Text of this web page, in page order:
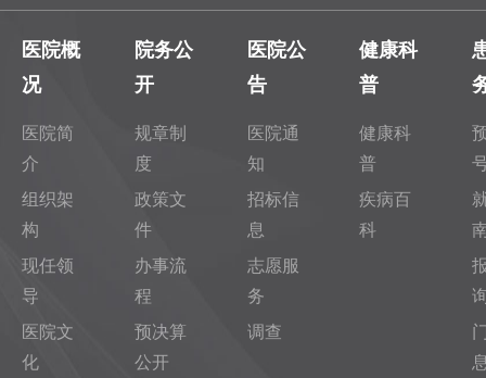
医院概
况
医院简
介
组织架
构
现任领
导
医院文
化
院务公
开
规章制
度
政策文
件
办事流
程
预决算
公开
医院公
告
医院通
知
招标信
息
志愿服
务
调查
健康科
普
健康科
普
疾病百
科